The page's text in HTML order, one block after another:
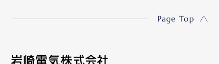
Page Top